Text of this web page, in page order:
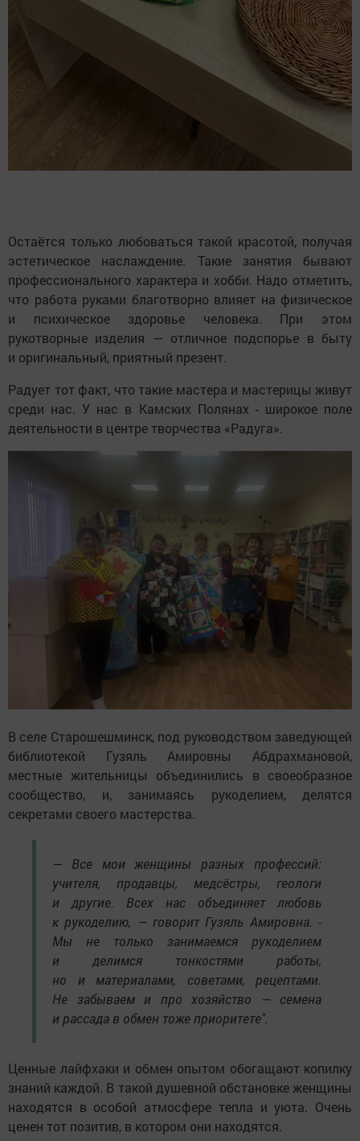
Остаётся только любоваться такой красотой, получая
эстетическое наслаждение. Такие занятия бывают
профессионального характера и хобби. Надо отметить,
что работа руками благотворно влияет на физическое
и психическое здоровье человека. При этом
рукотворные изделия — отличное подспорье в быту
и оригинальный, приятный презент.
Радует тот факт, что такие мастера и мастерицы живут
среди нас. У нас в Камских Полянах - широкое поле
деятельности в центре творчества «Радуга».
В селе Старошешминск, под руководством заведующей
библиотекой Гузяль Амировны Абдрахмановой,
местные жительницы объединились в своеобразное
сообщество, и, занимаясь рукоделием, делятся
секретами своего мастерства.
— Все мои женщины разных профессий:
учителя, продавцы, медсёстры, геологи
и другие. Всех нас объединяет любовь
к рукоделию, — говорит Гузяль Амировна. -
Мы не только занимаемся рукоделием
и делимся тонкостями работы,
но и материалами, советами, рецептами.
Не забываем и про хозяйство — семена
и рассада в обмен тоже приоритете".
Ценные лайфхаки и обмен опытом обогащают копилку
знаний каждой. В такой душевной обстановке женщины
находятся в особой атмосфере тепла и уюта. Очень
ценен тот позитив, в котором они находятся.